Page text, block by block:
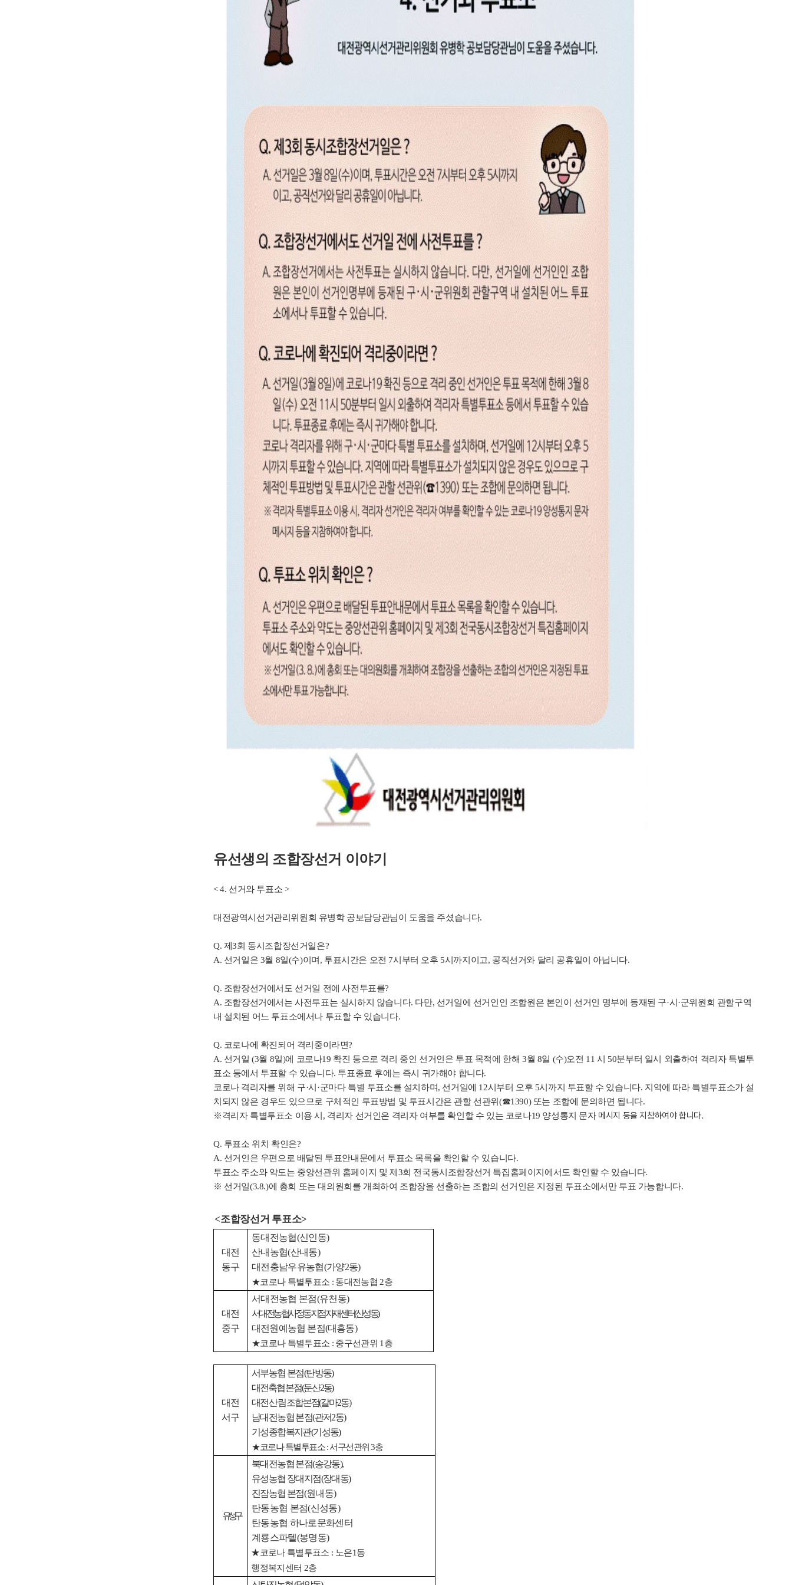
유선생의 조합장선거 이야기
< 4. 선거와 투표소 >
대전광역시선거관리위원회 유병학 공보담당관님이 도움을 주셨습니다.
Q. 제3회 동시조합장선거일은?
A. 선거일은 3월 8일(수)이며, 투표시간은 오전 7시부터 오후 5시까지이고, 공직선거와 달리 공휴일이 아닙니다.
Q. 조합장선거에서도 선거일 전에 사전투표를?
A. 조합장선거에서는 사전투표는 실시하지 않습니다. 다만, 선거일에 선거인인 조합원은 본인이 선거인 명부에 등재된 구·시·군위원회 관할구역
내 설치된 어느 투표소에서나 투표할 수 있습니다.
Q. 코로나에 확진되어 격리중이라면?
A. 선거일 (3월 8일)에 코로나19 확진 등으로 격리 중인 선거인은 투표 목적에 한해 3월 8일 (수)오전 11 시 50분부터 일시 외출하여 격리자 특별투
표소 등에서 투표할 수 있습니다. 투표종료 후에는 즉시 귀가해야 합니다.
코로나 격리자를 위해 구·시·군마다 특별 투표소를 설치하며, 선거일에 12시부터 오후 5시까지 투표할 수 있습니다. 지역에 따라 특별투표소가 설
치되지 않은 경우도 있으므로 구체적인 투표방법 및 투표시간은 관할 선관위(☎1390) 또는 조합에 문의하면 됩니다.
※격리자 특별투표소 이용 시, 격리자 선거인은 격리자 여부를 확인할 수 있는 코로나19 양성통지 문자 메시지 등을 지참하여야 합니다.
Q. 투표소 위치 확인은?
A. 선거인은 우편으로 배달된 투표안내문에서 투표소 목록을 확인할 수 있습니다.
투표소 주소와 약도는 중앙선관위 홈페이지 및 제3회 전국동시조합장선거 특집홈페이지에서도 확인할 수 있습니다.
※ 선거일(3.8.)에 총회 또는 대의원회를 개최하여 조합장을 선출하는 조합의 선거인은 지정된 투표소에서만 투표 가능합니다.
<조합장선거 투표소>
대전
동구
동대전농협(신인동)
산내농협(산내동)
대전충남우유농협(가양2동)
★코로나 특별투표소 : 동대전농협 2층
대전
중구
서대전농협 본점(유천동)
서대전농협 사정동지점 자재센터(산성동)
대전원예농협 본점(대흥동)
★코로나 특별투표소 : 중구선관위 1 층
대전
서구
서부농협 본점(탄방동)
대전축협 본점(둔산2동)
대전산림조합본점(갈마2동)
남대전농협 본점(관저2동)
기성종합복지관(기성동)
★코로나 특별투표소:서구선관위3층
유성구
북대전농협 본점(송강동),
유성농협 장대지점(장대동)
진잠농협 본점(원내동)
탄동농협 본점(신성동)
탄동농협 하나로문화센터
계룡스파텔(봉명동)
★코로나 특별투표소 : 노은1동
행정복지센터 2층